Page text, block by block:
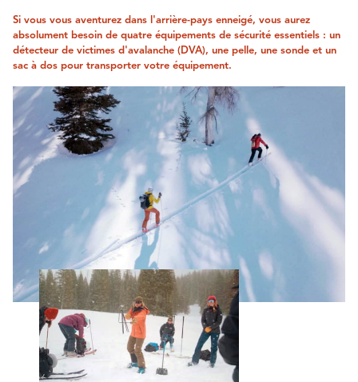
Si vous vous aventurez dans l'arrière-pays enneigé, vous aurez
absolument besoin de quatre équipements de sécurité essentiels : un
détecteur de victimes d'avalanche (DVA), une pelle, une sonde et un
sac à dos pour transporter votre équipement.